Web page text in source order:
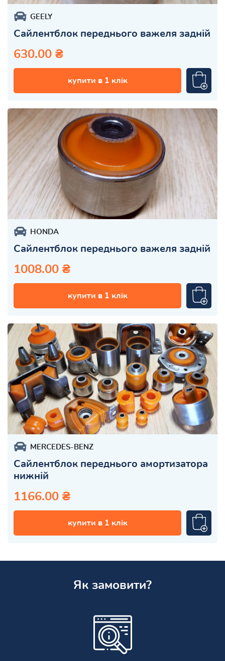
GEELY
Сайлентблок переднього важеля задній
630.00 ₴
купити в 1 клік
HONDA
Сайлентблок переднього важеля задній
1008.00 ₴
купити в 1 клік
MERCEDES-BENZ
Сайлентблок переднього амортизатора
нижній
1166.00 ₴
купити в 1 клік
Як замовити?